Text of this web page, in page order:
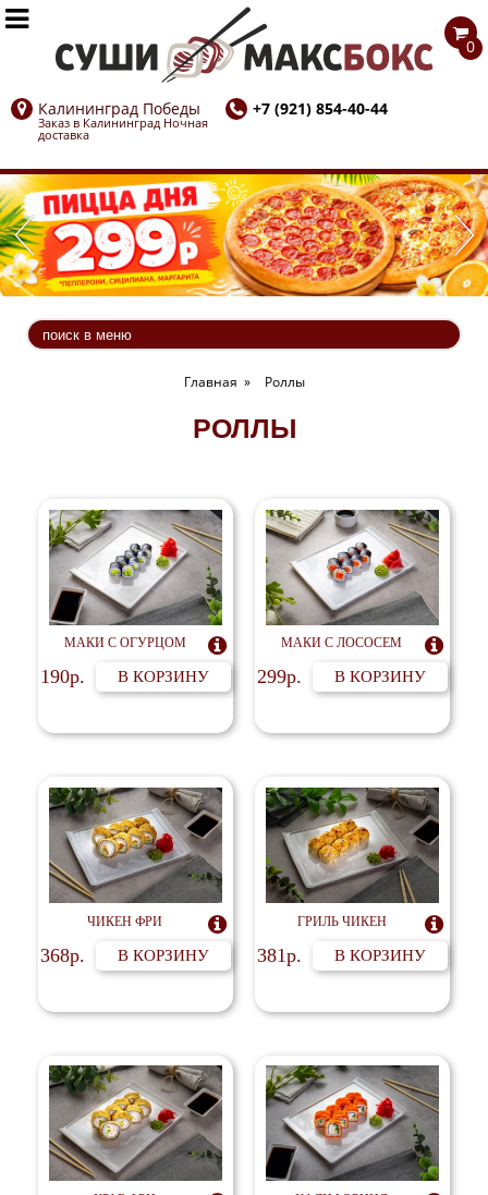

0
Калининград Победы
Заказ в Калининград Ночная
доставка
+7 (921) 854-40-44

Главная » Роллы
РОЛЛЫ
МАКИ С ОГУРЦОМ

190р.
В КОРЗИНУ
МАКИ С ЛОСОСЕМ

299р.
В КОРЗИНУ
ЧИКЕН ФРИ

368р.
В КОРЗИНУ
ГРИЛЬ ЧИКЕН

381р.
В КОРЗИНУ